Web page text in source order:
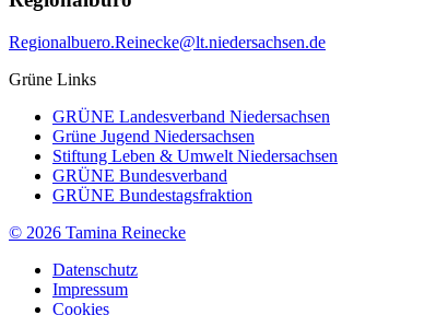
Regionalbuero.Reinecke@lt.niedersachsen.de
Grüne Links
GRÜNE Landesverband Niedersachsen
Grüne Jugend Niedersachsen
Stiftung Leben & Umwelt Niedersachsen
GRÜNE Bundesverband
GRÜNE Bundestagsfraktion
© 2026 Tamina Reinecke
Datenschutz
Impressum
Cookies